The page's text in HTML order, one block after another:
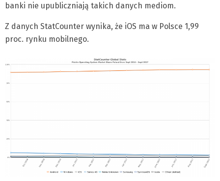
banki nie upubliczniają takich danych mediom.
Z danych StatCounter wynika, że iOS ma w Polsce 1,99
proc. rynku mobilnego.